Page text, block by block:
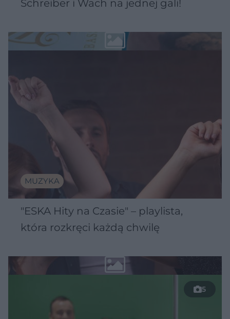
Schreiber i Wach na jednej gali!
MUZYKA
"ESKA Hity na Czasie" – playlista,
która rozkręci każdą chwilę
5